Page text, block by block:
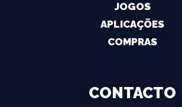
JOGOS
APLICAÇÕES
COMPRAS
CONTACTO